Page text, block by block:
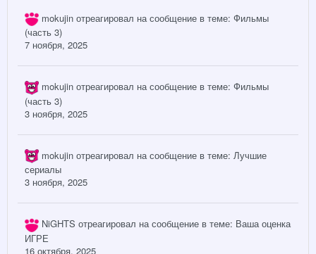
mokujin отреагировал на сообщение в теме: Фильмы
(часть 3)
7 ноября, 2025
mokujin отреагировал на сообщение в теме: Фильмы
(часть 3)
3 ноября, 2025
mokujin отреагировал на сообщение в теме: Лучшие
сериалы
3 ноября, 2025
NiGHTS отреагировал на сообщение в теме: Ваша оценка
ИГРЕ
16 октября, 2025